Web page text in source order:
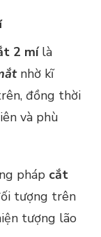
2 mílà
nhờ kĩ
đồng thời
và phù
pháp cắt
tượng trên
tượng lão